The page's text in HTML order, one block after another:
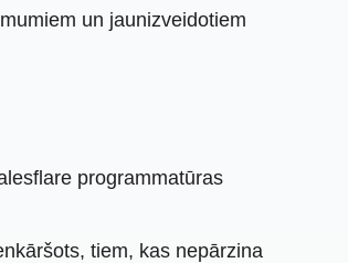
un jaunizveidotiem
programmatūras
tiem, kas nepārzina